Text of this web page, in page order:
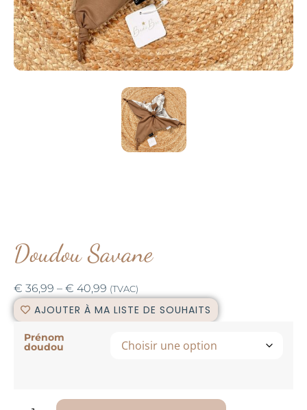
Doudou Savane
€ 36,99 – € 40,99 (TVAC)
AJOUTER À MA LISTE DE SOUHAITS
Prénom
doudou